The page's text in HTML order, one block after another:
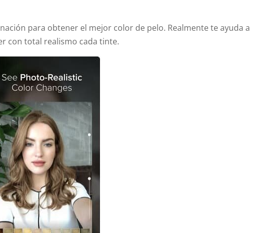
para obtener el mejor color de pelo. Realmente te ayuda a
con total realismo cada tinte.